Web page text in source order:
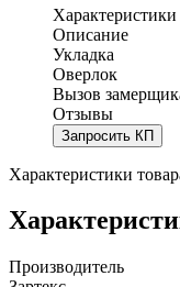
Характеристики
Описание
Укладка
Оверлок
Вызов
Отзывы
Запросить КП
Характеристики
Производитель